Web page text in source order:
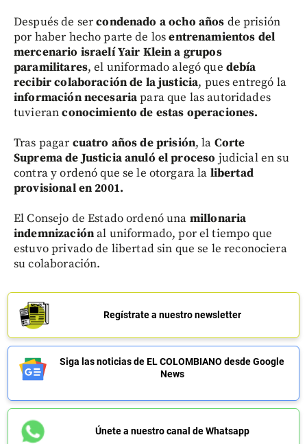
Después de sercondenado a ocho años de prisión
por haber hecho parte de losentrenamientos del
mercenario israelí Yair Klein a grupos
paramilitares, el uniformado alegó que debía
recibir colaboración de la justicia, pues entregó la
información necesariapara que las autoridades
tuvieranconocimiento de estas operaciones.
Tras pagar cuatro años de prisión, la Corte
Suprema de Justicia anuló el proceso judicial en su
contra y ordenó que se le otorgara la libertad
provisional en 2001.
El Consejo de Estado ordenó una millonaria
indemnizaciónal uniformado, por el tiempo que
estuvo privado de libertad sin que se le reconociera
su colaboración.
Regístrate a nuestro newsletter
Siga las noticias de EL COLOMBIANO desde Google
News
Únete a nuestro canal de Whatsapp